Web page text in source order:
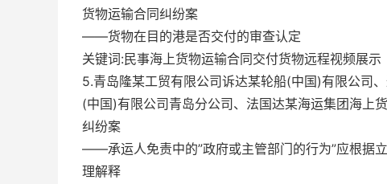
货物运输合同纠纷案
——货物在目的港是否交付的审查认定
关键词:民事海上货物运输合同交付货物远程视频展示
5.青岛隆某工贸有限公司诉达某轮船(中国)有限公司
(中国)有限公司青岛分公司、法国达某海运集团海上
纠纷案
——承运人免责中的”政府或主管部门的行为”应根据
理解释